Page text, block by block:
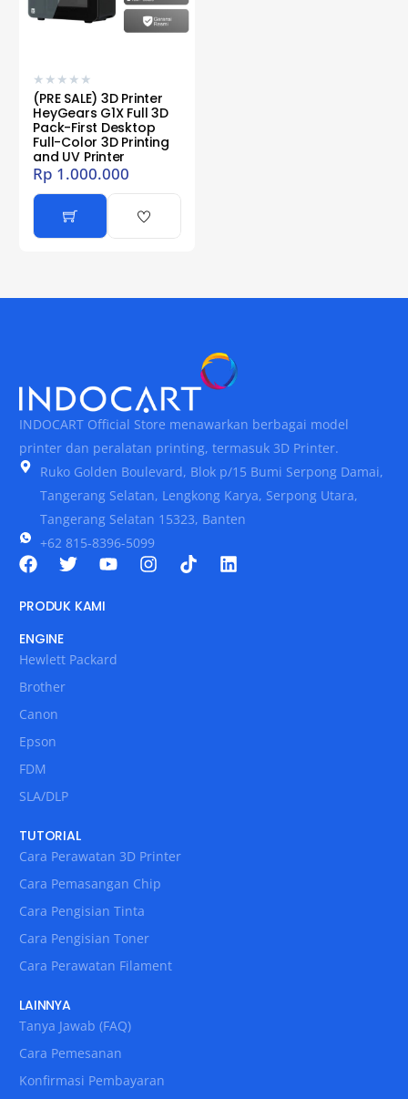
★ ★ ★ ★ ★
(PRE SALE) 3D Printer
HeyGears G1X Full 3D
Pack-First Desktop
Full-Color 3D Printing
and UV Printer
Rp 1.000.000
INDOCART Official Store menawarkan berbagai model
printer dan peralatan printing, termasuk 3D Printer.
Ruko Golden Boulevard, Blok p/15 Bumi Serpong Damai,
Tangerang Selatan, Lengkong Karya, Serpong Utara,
Tangerang Selatan 15323, Banten
+62 815-8396-5099
PRODUK KAMI
ENGINE
Hewlett Packard
Brother
Canon
Epson
FDM
SLA/DLP
TUTORIAL
Cara Perawatan 3D Printer
Cara Pemasangan Chip
Cara Pengisian Tinta
Cara Pengisian Toner
Cara Perawatan Filament
LAINNYA
Tanya Jawab (FAQ)
Cara Pemesanan
Konfirmasi Pembayaran